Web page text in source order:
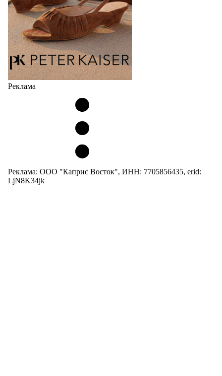
05.08.2026 2167
Реклама
Реклама: ООО "Каприс Восток", ИНН: 7705856435, erid:
LjN8K34jk